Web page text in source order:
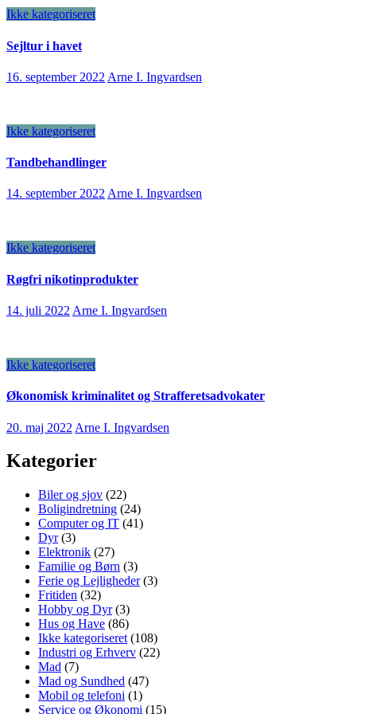
Ikke kategoriseret
Sejltur i havet
16. september 2022 Arne I. Ingvardsen
Ikke kategoriseret
Tandbehandlinger
14. september 2022Arne I. Ingvardsen
Ikke kategoriseret
Røgfri nikotinprodukter
14. juli 2022 Arne I. Ingvardsen
Ikke kategoriseret
Økonomisk kriminalitet og Strafferetsadvokater
20. maj 2022 Arne I. Ingvardsen
Kategorier
Biler og sjov (22)
Boligindretning (24)
Computer og IT (41)
Dyr(3)
Elektronik (27)
Familie og Børn (3)
Ferie og Lejligheder(3)
Fritiden (32)
Hobby og Dyr(3)
Hus og Have (86)
Ikke kategoriseret (108)
Industri og Erhverv (22)
Mad (7)
Mad og Sundhed (47)
Mobil og telefoni (1)
Service og Økonomi (15)